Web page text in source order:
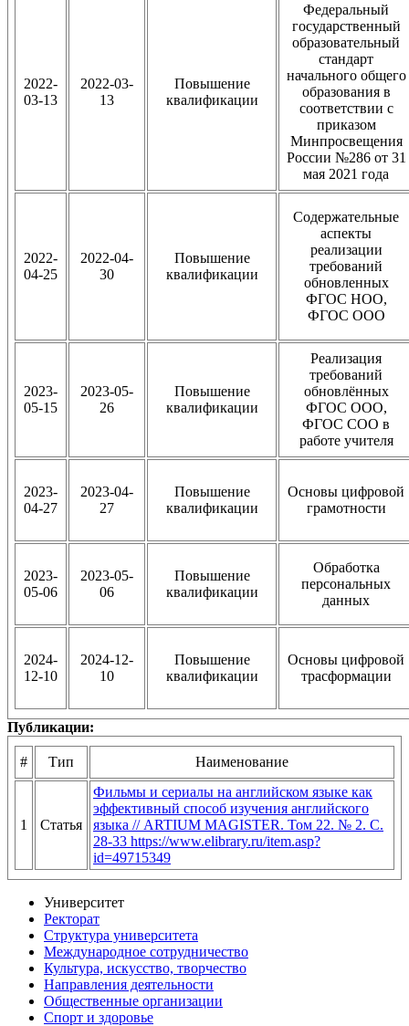
2022-
03-13
2022-03-
13
Повышение
квалификации
Федеральный
государственный
образовательный
стандарт
начального общего
образования в
соответствии с
приказом
Минпросвещения
России №286 от 31
мая 2021 года
2022-
04-25
2022-04-
30
Повышение
квалификации
Содержательные
аспекты
реализации
требований
обновленных
ФГОС НОО,
ФГОС ООО
2023-
05-15
2023-05-
26
Повышение
квалификации
Реализация
требований
обновлённых
ФГОС ООО,
ФГОС СОО в
работе учителя
2023-
04-27
2023-04-
27
Повышение
квалификации
Основы цифровой
грамотности
2023-
05-06
2023-05-
06
Повышение
квалификации
Обработка
персональных
данных
2024-
12-10
2024-12-
10
Повышение
квалификации
Основы цифровой
трасформации
Публикации:
# Тип Наименование
1 Статья
Фильмы и сериалы на английском языке как
эффективный способ изучения английского
языка // ARTIUM MAGISTER. Том 22. № 2. С.
28-33 https://www.elibrary.ru/item.asp?
id=49715349
Университет
Ректорат
Структура университета
Международное сотрудничество
Культура, искусство, творчество
Направления деятельности
Общественные организации
Спорт и здоровье